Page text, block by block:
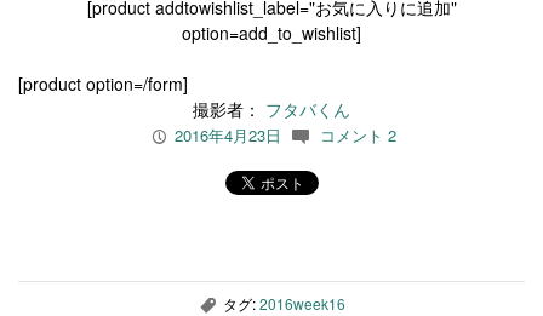
[product addtowishlist_label="お気に入りに追加"
option=add_to_wishlist]
[product option=/form]
撮影者： フタバくん
P 2016年4月23日 c コメント 2
, タグ:2016week16